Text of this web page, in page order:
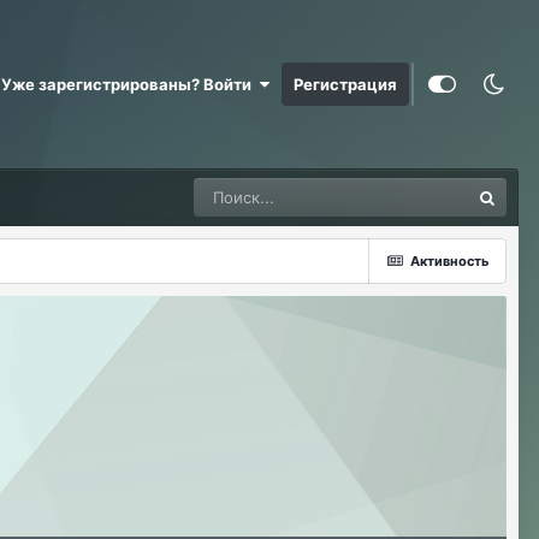
Уже зарегистрированы? Войти Регистрация
Активность